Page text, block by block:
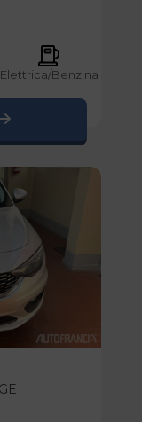
Elettrica/Benzina